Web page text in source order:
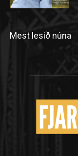
Mest lesið núna